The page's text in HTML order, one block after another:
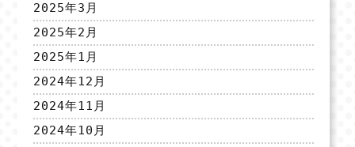
2025年3月
2025年2月
2025年1月
2024年12月
2024年11月
2024年10月